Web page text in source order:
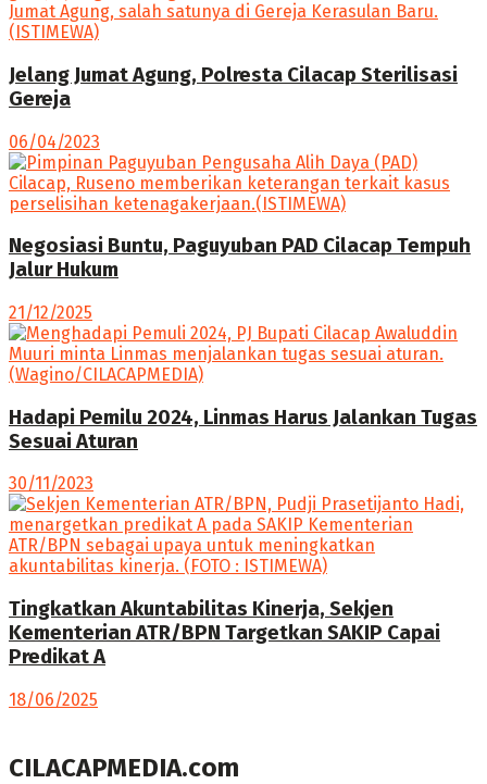
Jelang Jumat Agung, Polresta Cilacap Sterilisasi
Gereja
06/04/2023
Negosiasi Buntu, Paguyuban PAD Cilacap Tempuh
Jalur Hukum
21/12/2025
Hadapi Pemilu 2024, Linmas Harus Jalankan Tugas
Sesuai Aturan
30/11/2023
Tingkatkan Akuntabilitas Kinerja, Sekjen
Kementerian ATR/BPN Targetkan SAKIP Capai
Predikat A
18/06/2025
CILACAPMEDIA.com